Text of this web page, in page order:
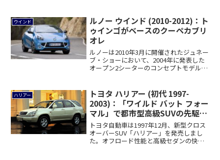
ウインド
ルノー ウインド (2010-2012)：ト
ゥインゴがベースのクーペカブリ
オレ
ルノーは2010年3月に開催されたジュネー
ブ・ショーにおいて、2004年に発表した
オープン2シーターのコンセプトモデル
ハリアー
トヨタ ハリアー (初代 1997-
2003)：「ワイルド バット フォー
マル」で都市型高級SUVの先駆け
に [SXU1/ACU1/MCU1]
トヨタ自動車は1997年12月、新型クロス
オーバーSUV「ハリアー」を発売しまし
た。オフロード性能と高級セダンの快適